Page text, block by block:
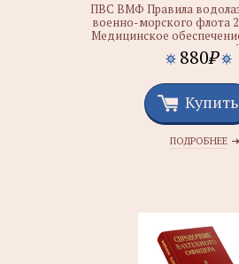
ПВС ВМФ Правила
военно-морского флота
Медицинское
военно-морского
880₽
Купить
ПОДРОБНЕЕ